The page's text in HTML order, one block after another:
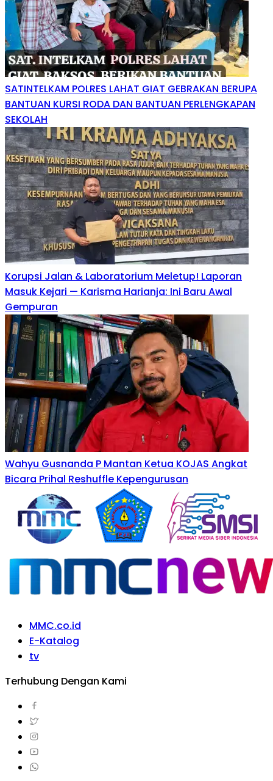
SATINTELKAM POLRES LAHAT GIAT GEBRAKAN BERUPA
BANTUAN KURSI RODA DAN BANTUAN PERLENGKAPAN
SEKOLAH
Korupsi Jalan & Laboratorium Meletup! Laporan
Masuk Kejari — Karisma Harianja: Ini Baru Awal
Gempuran
Wahyu Gusnanda P Mantan Ketua KOJAS Angkat
Bicara Prihal Reshuffle Kepengurusan
MMC.co.id
E-Katalog
tv
Terhubung Dengan Kami